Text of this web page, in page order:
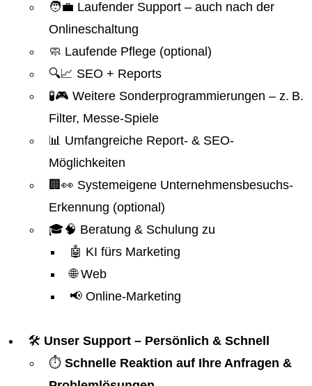
🧑‍💼 Laufender Support – auch nach der
Onlineschaltung
🧼 Laufende Pflege (optional)
🔍📈 SEO + Reports
🧪🎮 Weitere Sonderprogrammierungen – z. B.
Filter, Messe-Spiele
📊 Umfangreiche Report- & SEO-
Möglichkeiten
🏢👀 Systemeigene Unternehmensbesuchs-
Erkennung (optional)
🎓🧠 Beratung & Schulung zu
🤖 KI fürs Marketing
🌐 Web
📢 Online-Marketing
🛠️ Unser Support – Persönlich & Schnell
⏱️ Schnelle Reaktion auf Ihre Anfragen &